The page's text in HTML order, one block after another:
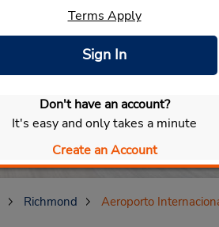
Selecionar meu carro
Terms Apply
Sign In
Don't have an account?
It's easy and only takes a minute
Create an Account
Richmond Aeroporto